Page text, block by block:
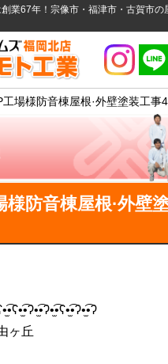
業67年！宗像市・福津市・古賀市の
工場様防音棟屋根·外壁塗装工事
様防音棟屋根·外壁
ヶ丘